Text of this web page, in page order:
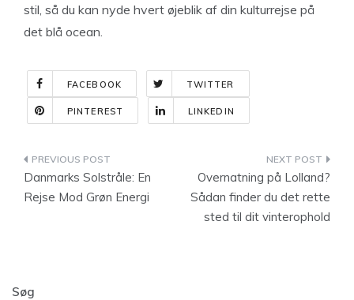
stil, så du kan nyde hvert øjeblik af din kulturrejse på
det blå ocean.
FACEBOOK TWITTER
PINTEREST LINKEDIN
Indlægsnavigation
Danmarks Solstråle: En
Rejse Mod Grøn Energi
Overnatning på Lolland?
Sådan finder du det rette
sted til dit vinterophold
Søg